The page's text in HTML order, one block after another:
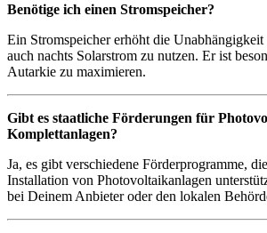
Benötige ich einen Stromspeicher?
Ein Stromspeicher erhöht die
auch nachts Solarstrom zu nutzen. Er ist
Autarkie zu maximieren.
Gibt es staatliche Förderungen für
Komplettanlagen?
Ja, es gibt verschiedene Förderprogramme,
Installation von Photovoltaikanlagen
bei Deinem Anbieter oder den lokalen